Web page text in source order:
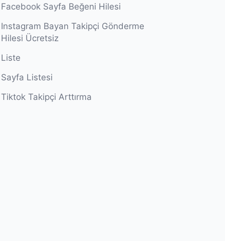
Facebook Sayfa Beğeni Hilesi
Instagram Bayan Takipçi Gönderme
Hilesi Ücretsiz
Liste
Sayfa Listesi
Tiktok Takipçi Arttırma